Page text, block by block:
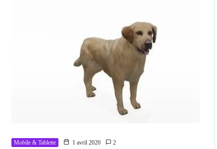
Mobile & Tablette 1 avril 2020 2